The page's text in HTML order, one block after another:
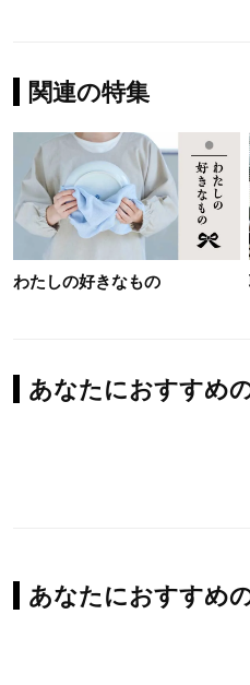
関連の特集
わたしの好きなもの
あなたにおすすめ
あなたにおすすめ